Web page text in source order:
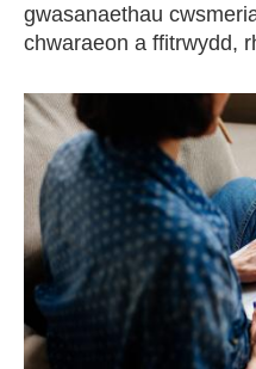
gwasanaethau
chwaraeon a ffitrwydd,